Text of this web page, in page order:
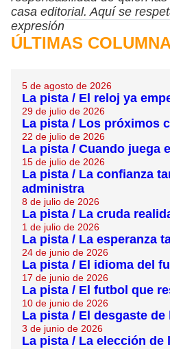
casa editorial. Aquí se
expresión
ÚLTIMAS
5 de agosto de 2026
La pista / El reloj ya
29 de julio de 2026
La pista / Los próximos
22 de julio de 2026
La pista / Cuando juega
15 de julio de 2026
La pista / La confianza
administra
8 de julio de 2026
La pista / La cruda
1 de julio de 2026
La pista / La esperanza
24 de junio de 2026
La pista / El idioma del
17 de junio de 2026
La pista / El futbol que
10 de junio de 2026
La pista / El desgaste de
3 de junio de 2026
La pista / La elección de